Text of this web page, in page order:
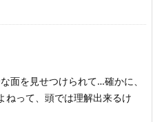
面を見せつけられて…確かに、
ねって、頭では理解出来るけ